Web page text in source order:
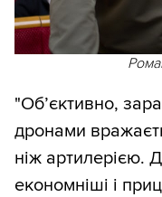
"Об’єктивно,
дронами
ніж артилерією.
економніші і